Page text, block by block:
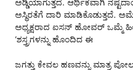
ಅಡ್ಡಿಯಾಗುತ್ತದೆ. ಆರ್ಥಿಕವಾಗಿ
ಅಸ್ಥಿರತೆಗೆ ದಾರಿ ಮಾಡಿಕೊಡುತ್ತದೆ.
ಅಧ್ಯಕ್ಷರಾದ ಐಸನ್ ಹೋವರ್ ಒಮ್ಮೆ
‘ಶಸ್ತ್ರಗಳನ್ನು ಹೊಂದಿದ ಈ
ಜಗತ್ತು ಕೇವಲ ಹಣವನ್ನು ಮಾತ್ರ